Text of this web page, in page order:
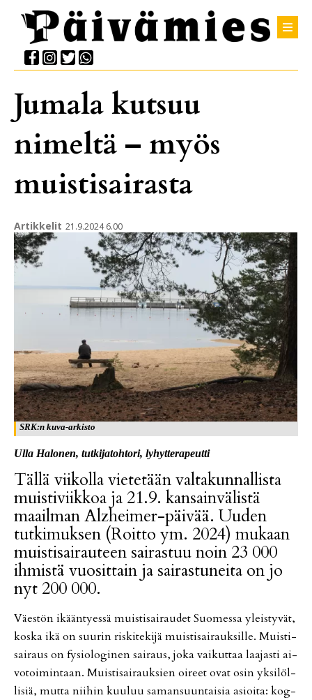
Jumala kutsuu
nimeltä – myös
muistisairasta
Artikkelit 21.9.2024 6.00
SRK:n kuva-arkisto
Ul­la Ha­lo­nen, tut­ki­ja­toh­to­ri, ly­hyt­te­ra­peut­ti
Täl­lä vii­kol­la vie­te­tään val­ta­kun­nal­lis­ta
muis­ti­viik­koa ja 21.9. kan­sain­vä­lis­tä
maa­il­man Alz­hei­mer-päi­vää. Uu­den
tut­ki­muk­sen (Roit­to ym. 2024) mu­kaan
muis­ti­sai­rau­teen sai­ras­tuu noin 23 000
ih­mis­tä vuo­sit­tain ja sai­ras­tu­nei­ta on jo
nyt 200 000.
Vä­es­tön ikään­ty­es­sä muis­ti­sai­rau­det Suo­mes­sa yleis­ty­vät,
kos­ka ikä on suu­rin ris­ki­te­ki­jä muis­ti­sai­rauk­sil­le. Muis­ti­
sai­raus on fy­si­o­lo­gi­nen sai­raus, joka vai­kut­taa laa­jas­ti ai­
vo­toi­min­taan. Muis­ti­sai­rauk­sien oi­reet ovat osin yk­si­löl­
li­siä, mut­ta nii­hin kuu­luu sa­man­suun­tai­sia asi­oi­ta: kog­